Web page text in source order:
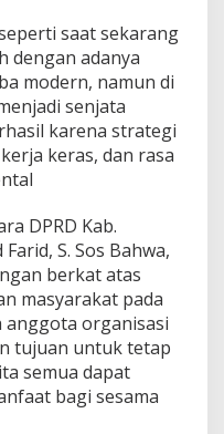
saat sekarang
dengan adanya
modern, namun di
senjata
karena strategi
keras, dan rasa
DPRD Kab.
S. Sos Bahwa,
berkat atas
masyarakat pada
anggota organisasi
tujuan untuk tetap
semua dapat
bagi sesama